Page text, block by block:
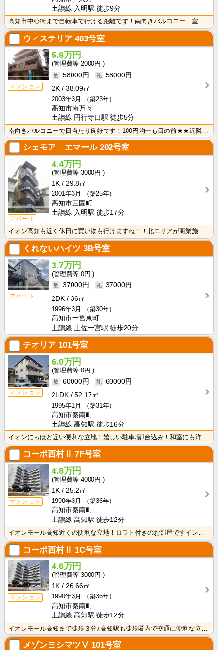
土讃線 入明駅 徒歩9分
ウィステリア 403号室
マンション
5.8万円
2000円
58000円
58000円
2K
38.09㎡
2003年3月
（築23年）
高知市南万々
土讃線 円行寺口駅 徒歩5分
シェモア エマール202号室
アパート
4.4万円
3000円
1K
29.8㎡
2001年3月
（築25年）
高知市三園町
土讃線 入明駅 徒歩17分
イオン高知も近く休日に買い物も行けますね！！北エリアが商業施設・病院など充実してきているので生活する･･･
くれないハイツ 3B号室
アパート
3.7万円
0円
37000円
37000円
2DK
36㎡
1996年3月
（築30年）
高知市一宮東町
土讃線 土佐一宮駅 徒歩20分
テオリア 101号室
マンション
6.0万円
0円
60000円
60000円
2LDK
52.17㎡
1995年1月
（築31年）
高知市秦南町
土讃線 高知駅 徒歩16分
コーポ西村Ⅱ 7F号室
マンション
4.8万円
4000円
1K
25.2㎡
1990年3月
（築36年）
高知市秦南町
土讃線 高知駅 徒歩12分
コーポ西村Ⅱ 1C号室
マンション
4.6万円
3000円
1K
26.66㎡
1990年3月
（築36年）
高知市秦南町
土讃線 高知駅 徒歩12分
メゾンヨシマツⅤ 101号室